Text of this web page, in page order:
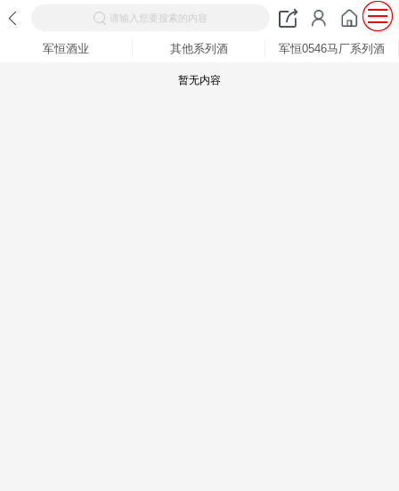
请输入您要搜索的内容
军恒酒业 其他系列酒 军恒0546马厂系列酒
暂无内容